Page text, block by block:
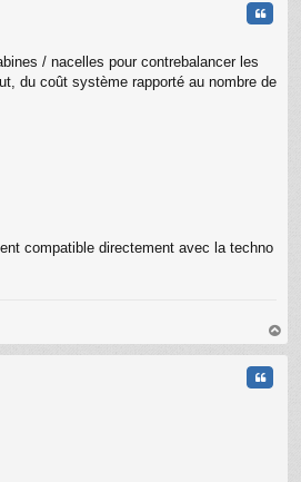
/ nacelles pour contrebalancer les
du coût système rapporté au nombre de
compatible directement avec la techno
au